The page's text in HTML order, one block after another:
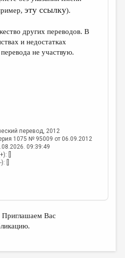
эту ссылку).
других переводов. В
и недостатках
не участвую.
перевод, 2012
1075 № 95009 от 06.09.2012
09:39:49
[]
[]
Приглашаем Вас